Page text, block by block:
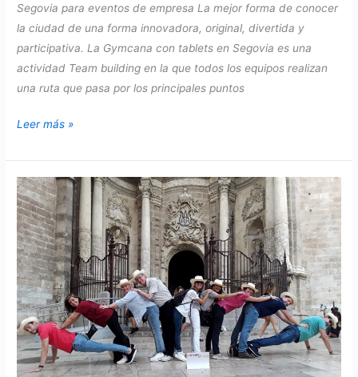
Segovia para eventos de empresa La mejor forma de conocer
la ciudad de una forma innovadora, original, divertida y
participativa. La Gymcana con tablets en Segovia es una
actividad Team building en la que todos los equipos realizan
una ruta que pasa por los principales puntos
Gymcana
tablets
en
Segovia
para
eventos
de
empresa.
Leer más »